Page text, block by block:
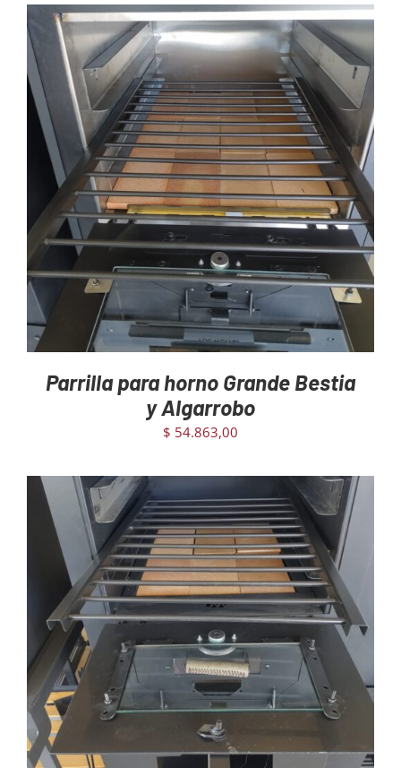
AGREGAR AL CARRITO / DETAILS
Parrilla para horno Grande Bestia
y Algarrobo
$ 54.863,00
AGREGAR AL CARRITO / DETAILS